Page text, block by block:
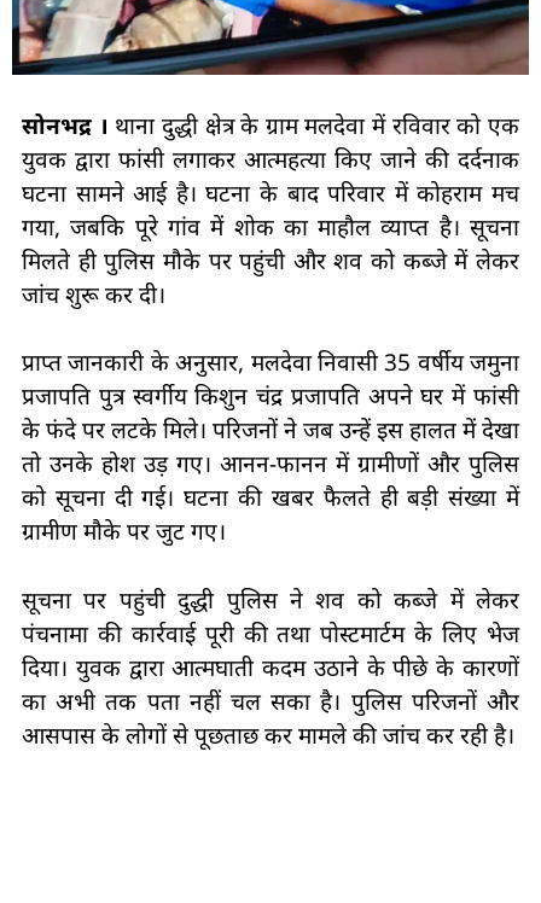
सोनभद्र । थाना दुद्धी क्षेत्र के ग्राम मलदेवा में रविवार को एक
युवक द्वारा फांसी लगाकर आत्महत्या किए जाने की दर्दनाक
घटना सामने आई है। घटना के बाद परिवार में कोहराम मच
गया, जबकि पूरे गांव में शोक का माहौल व्याप्त है। सूचना
मिलते ही पुलिस मौके पर पहुंची और शव को कब्जे में लेकर
जांच शुरू कर दी।
प्राप्त जानकारी के अनुसार, मलदेवा निवासी 35 वर्षीय जमुना
प्रजापति पुत्र स्वर्गीय किशुन चंद्र प्रजापति अपने घर में फांसी
के फंदे पर लटके मिले। परिजनों ने जब उन्हें इस हालत में देखा
तो उनके होश उड़ गए। आनन-फानन में ग्रामीणों और पुलिस
को सूचना दी गई। घटना की खबर फैलते ही बड़ी संख्या में
ग्रामीण मौके पर जुट गए।
सूचना पर पहुंची दुद्धी पुलिस ने शव को कब्जे में लेकर
पंचनामा की कार्रवाई पूरी की तथा पोस्टमार्टम के लिए भेज
दिया। युवक द्वारा आत्मघाती कदम उठाने के पीछे के कारणों
का अभी तक पता नहीं चल सका है। पुलिस परिजनों और
आसपास के लोगों से पूछताछ कर मामले की जांच कर रही है।